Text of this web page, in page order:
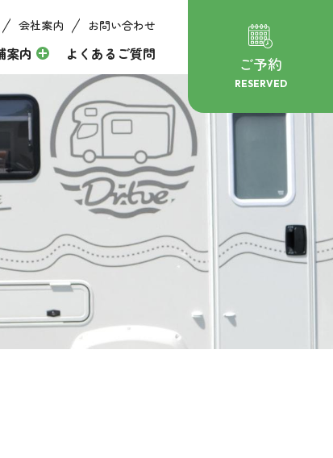
会社案内 お問い合わせ
案内 よくあるご質問 ご予約
RESERVED